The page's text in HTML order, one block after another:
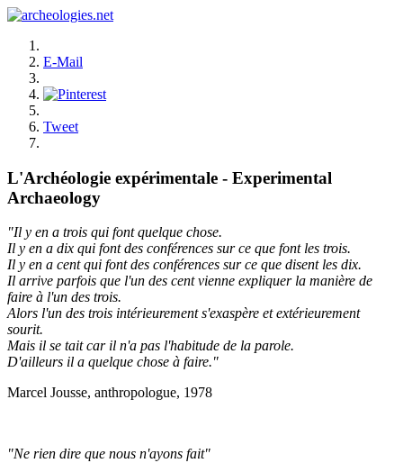
E-Mail
Tweet
L'Archéologie expérimentale - Experimental
Archaeology
"Il y en a trois qui font quelque chose.
Il y en a dix qui font des conférences sur ce que font les trois.
Il y en a cent qui font des conférences sur ce que disent les dix.
Il arrive parfois que l'un des cent vienne expliquer la manière de
faire à l'un des trois.
Alors l'un des trois intérieurement s'exaspère et extérieurement
sourit.
Mais il se tait car il n'a pas l'habitude de la parole.
D'ailleurs il a quelque chose à faire."
Marcel Jousse, anthropologue, 1978
"Ne rien dire que nous n'ayons fait"